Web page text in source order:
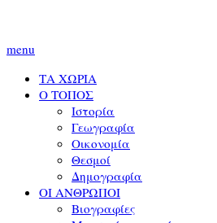
menu
ΤΑ ΧΩΡΙΑ
Ο ΤΟΠΟΣ
Ιστορία
Γεωγραφία
Οικονομία
Θεσμοί
Δημογραφία
ΟΙ ΑΝΘΡΩΠΟΙ
Βιογραφίες